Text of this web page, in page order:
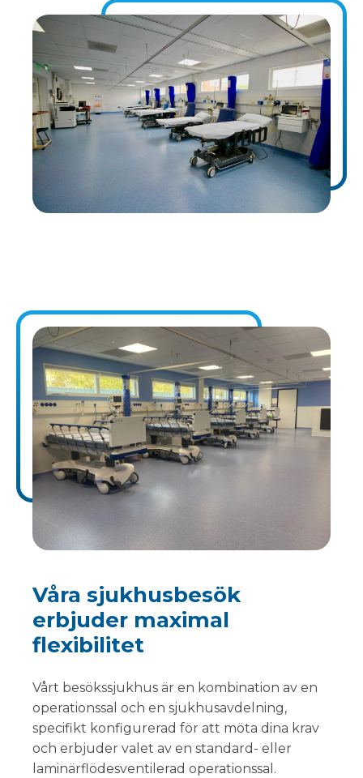
Våra sjukhusbesök
erbjuder maximal
flexibilitet
Vårt besökssjukhus är en kombination av en
operationssal och en sjukhusavdelning,
specifikt konfigurerad för att möta dina krav
och erbjuder valet av en standard- eller
laminärflödesventilerad operationssal.